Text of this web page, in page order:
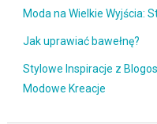
Moda na Wielkie Wyjścia:
Jak uprawiać bawełnę?
Stylowe Inspiracje z
Modowe Kreacje